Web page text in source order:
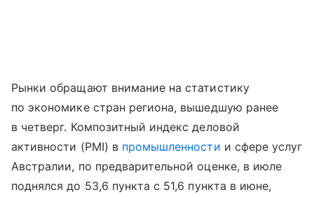
Рынки обращают внимание на статистику
по экономике стран региона, вышедшую ранее
в четверг. Композитный индекс деловой
активности (PMI) в промышленности и сфере услуг
Австралии, по предварительной оценке, в июле
поднялся до 53,6 пункта с 51,6 пункта в июне,